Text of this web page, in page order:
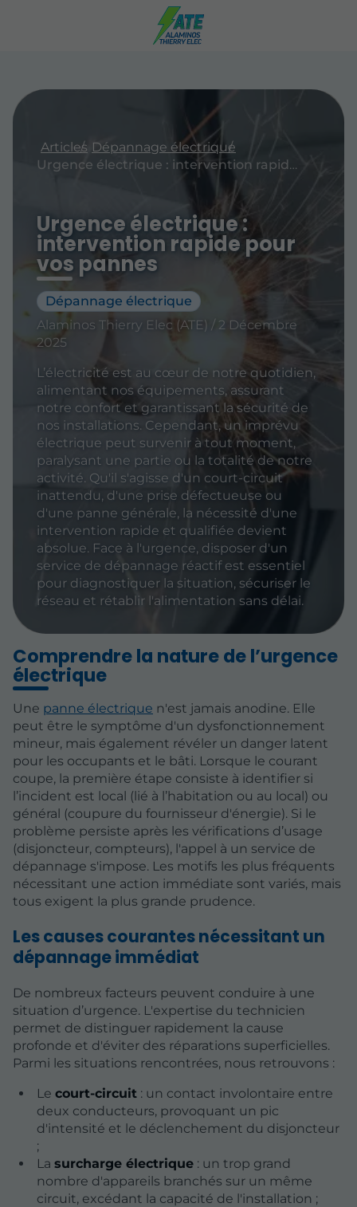
Articles Dépannage électrique
Urgence électrique : intervention rapide pour vos pannes
Urgence électrique :
intervention rapide pour
vos pannes
Dépannage électrique
Alaminos Thierry Elec (ATE) / 2 Décembre
2025
L’électricité est au cœur de notre quotidien,
alimentant nos équipements, assurant
notre confort et garantissant la sécurité de
nos installations. Cependant, un imprévu
électrique peut survenir à tout moment,
paralysant une partie ou la totalité de notre
activité. Qu'il s'agisse d'un court-circuit
inattendu, d'une prise défectueuse ou
d'une panne générale, la nécessité d'une
intervention rapide et qualifiée devient
absolue. Face à l'urgence, disposer d'un
service de dépannage réactif est essentiel
pour diagnostiquer la situation, sécuriser le
réseau et rétablir l'alimentation sans délai.
Comprendre la nature de l’urgence
électrique
Une panne électrique n'est jamais anodine. Elle
peut être le symptôme d'un dysfonctionnement
mineur, mais également révéler un danger latent
pour les occupants et le bâti. Lorsque le courant
coupe, la première étape consiste à identifier si
l’incident est local (lié à l’habitation ou au local) ou
général (coupure du fournisseur d'énergie). Si le
problème persiste après les vérifications d’usage
(disjoncteur, compteurs), l'appel à un service de
dépannage s'impose. Les motifs les plus fréquents
nécessitant une action immédiate sont variés, mais
tous exigent la plus grande prudence.
Les causes courantes nécessitant un
dépannage immédiat
De nombreux facteurs peuvent conduire à une
situation d’urgence. L'expertise du technicien
permet de distinguer rapidement la cause
profonde et d'éviter des réparations superficielles.
Parmi les situations rencontrées, nous retrouvons :
Le court-circuit: un contact involontaire entre
deux conducteurs, provoquant un pic
d'intensité et le déclenchement du disjoncteur
;
La surcharge électrique: un trop grand
nombre d'appareils branchés sur un même
circuit, excédant la capacité de l'installation ;